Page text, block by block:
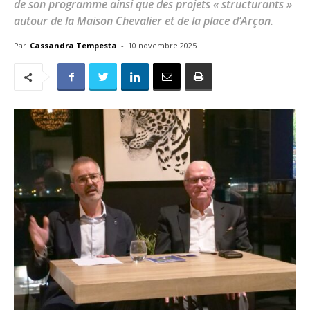
de son programme ainsi que des projets « structurants »
autour de la Maison Chevalier et de la place d’Arçon.
Par Cassandra Tempesta - 10 novembre 2025